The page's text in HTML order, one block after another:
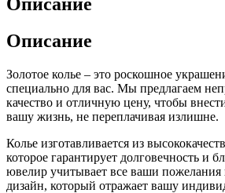
Описание
Золотое колье – это роскошное
специально для вас. Мы предлагаем
качество и отличную цену, чтобы
вашу жизнь, не переплачивая излишне.
Колье изготавливается из
которое гарантирует долговечность и
ювелир учитывает все ваши пожелания
дизайн, который отражает вашу